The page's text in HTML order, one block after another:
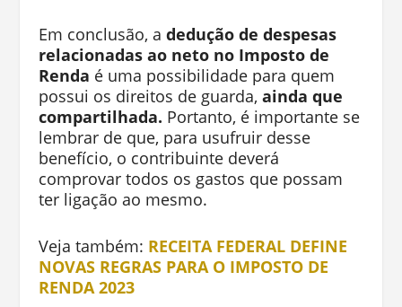
Em conclusão, a dedução de despesas
relacionadas ao neto no Imposto de
Renda é uma possibilidade para quem
possui os direitos de guarda, ainda que
compartilhada. Portanto, é importante se
lembrar de que, para usufruir desse
benefício, o contribuinte deverá
comprovar todos os gastos que possam
ter ligação ao mesmo.
Veja também: RECEITA FEDERAL DEFINE
NOVAS REGRAS PARA O IMPOSTO DE
RENDA 2023